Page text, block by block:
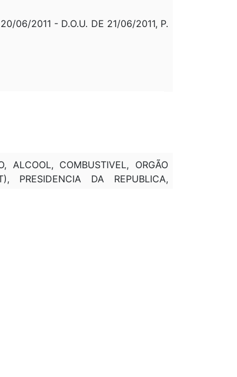
06/2011 - D.O.U. DE 21/06/2011, P.
ALCOOL, COMBUSTIVEL, ORGÃO
PRESIDENCIA DA REPUBLICA,